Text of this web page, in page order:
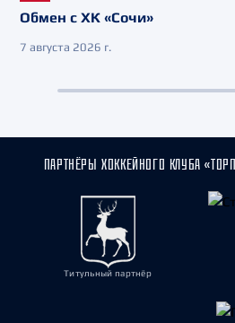
Обмен с ХК «Сочи»
7 августа 2026 г.
ПАРТНЁРЫ ХОККЕЙНОГО КЛУБА
Титульный партнёр